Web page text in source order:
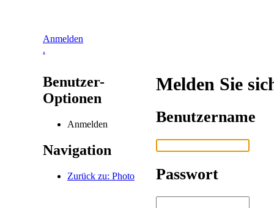
Anmelden
.
Benutzer-
Optionen
Anmelden
Navigation
Zurück zu: Photo
Melden Sie
Benutzername
Passwort